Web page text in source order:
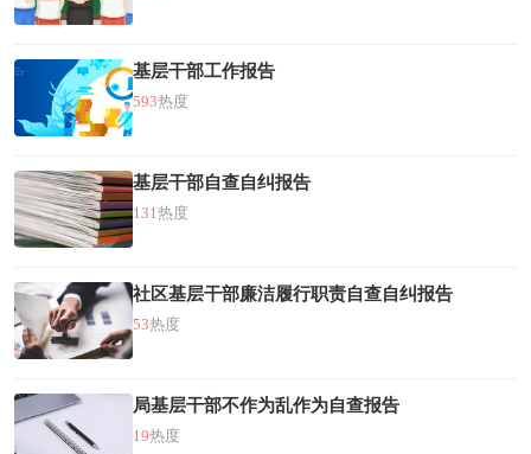
基层干部工作报告
593热度
基层干部自查自纠报告
131热度
社区基层干部廉洁履行职责自查自纠报告
53热度
局基层干部不作为乱作为自查报告
19热度